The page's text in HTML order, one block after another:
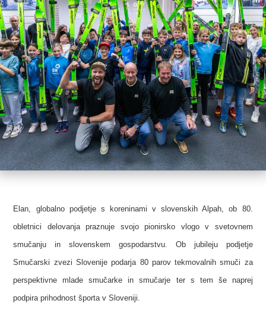
Elan, globalno podjetje s koreninami v slovenskih Alpah, ob 80.
obletnici delovanja praznuje svojo pionirsko vlogo v svetovnem
smučanju in slovenskem gospodarstvu. Ob jubileju podjetje
Smučarski zvezi Slovenije podarja 80 parov tekmovalnih smuči za
perspektivne mlade smučarke in smučarje ter s tem še naprej
podpira prihodnost športa v Sloveniji.